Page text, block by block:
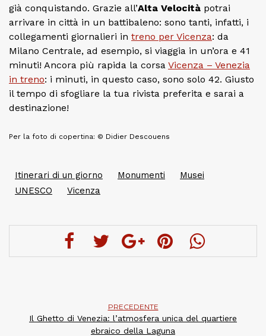
già conquistando. Grazie all’Alta Velocità potrai
arrivare in città in un battibaleno: sono tanti, infatti, i
collegamenti giornalieri in treno per Vicenza: da
Milano Centrale, ad esempio, si viaggia in un’ora e 41
minuti! Ancora più rapida la corsa Vicenza – Venezia
in treno: i minuti, in questo caso, sono solo 42. Giusto
il tempo di sfogliare la tua rivista preferita e sarai a
destinazione!
Per la foto di copertina: © Didier Descouens
Itinerari di un giorno Monumenti
Musei
UNESCO
Vicenza
PRECEDENTE
Il Ghetto di Venezia: l’atmosfera unica del quartiere
ebraico della Laguna